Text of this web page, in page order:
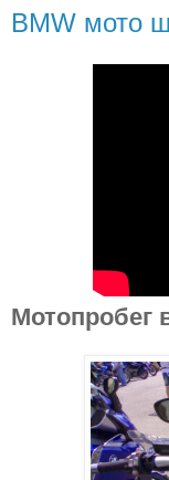
BMW мото
Мотопробег